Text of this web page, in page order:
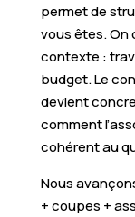
permet de
vous êtes. On
contexte :
budget. Le
devient
comment
cohérent au
Nous
+ coupes +